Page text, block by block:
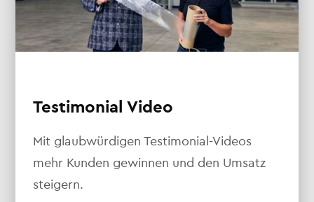
Testimonial Video
Mit glaubwürdigen Testimonial-Videos
mehr Kunden gewinnen und den Umsatz
steigern.